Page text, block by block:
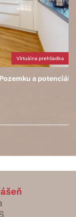
Virtuálna prehliadka
a potenciál